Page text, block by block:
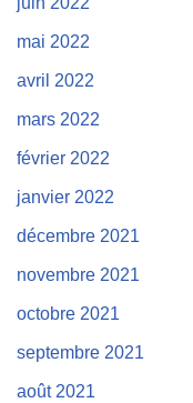
mai 2022
avril 2022
mars 2022
février 2022
janvier 2022
décembre 2021
novembre 2021
octobre 2021
septembre 2021
août 2021